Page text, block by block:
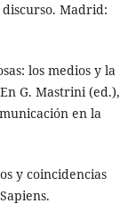
discurso. Madrid:
los medios y la
G. Mastrini (ed.),
en la
y coincidencias